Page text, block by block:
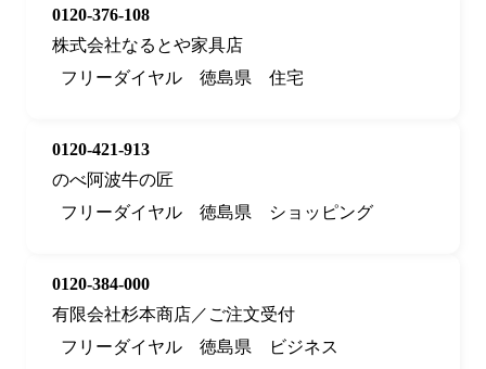
0120-376-108
株式会社なるとや家具店
フリーダイヤル
徳島県 住宅
0120-421-913
のべ阿波牛の匠
フリーダイヤル
徳島県 ショッピング
0120-384-000
有限会社杉本商店／ご注文受付
フリーダイヤル
徳島県 ビジネス